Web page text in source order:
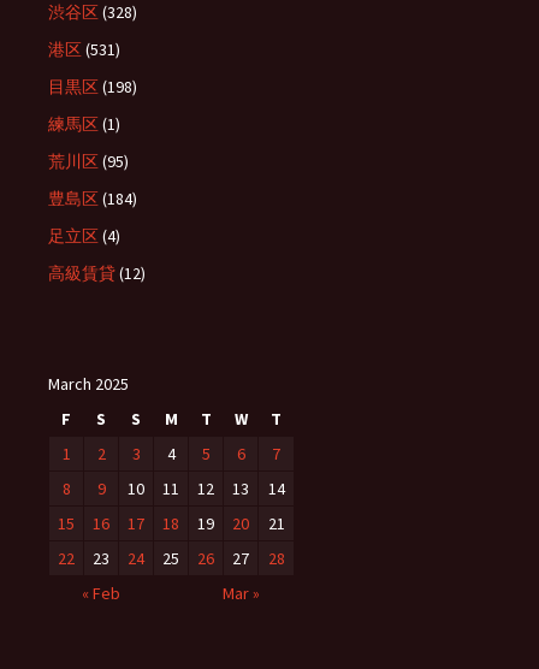
渋谷区(328)
港区(531)
目黒区(198)
練馬区(1)
荒川区(95)
豊島区(184)
足立区(4)
高級賃貸(12)
March 2025
F
S S M T W T
« Feb Mar »
1 2 3 4 5 6
7
8
9 10 11 12 13
14
15
16 17 18 19 20
21
22
23 24 25 26 27 28